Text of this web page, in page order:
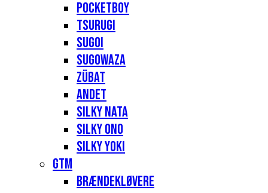
Pocketboy
Tsurugi
Sugoi
Sugowaza
Zübat
Andet
Silky Nata
Silky Ono
Silky Yoki
GTM
Brændekløvere